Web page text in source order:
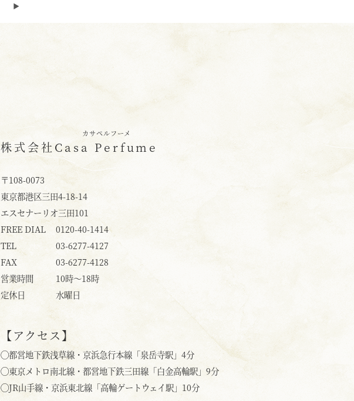
▶
カサペルフーメ
株式会社 Casa Perfume
〒108-0073
東京都港区三田4-18-14
エスセナーリオ三田101
FREE DIAL
0120-40-1414
TEL
03-6277-4127
FAX
03-6277-4128
営業時間
10時〜18時
定休日
水曜日
【アクセス】
◯都営地下鉄浅草線・京浜急行本線「泉岳寺駅」4分
◯東京メトロ南北線・都営地下鉄三田線「白金高輪駅」9分
◯JR山手線・京浜東北線「高輪ゲートウェイ駅」10分